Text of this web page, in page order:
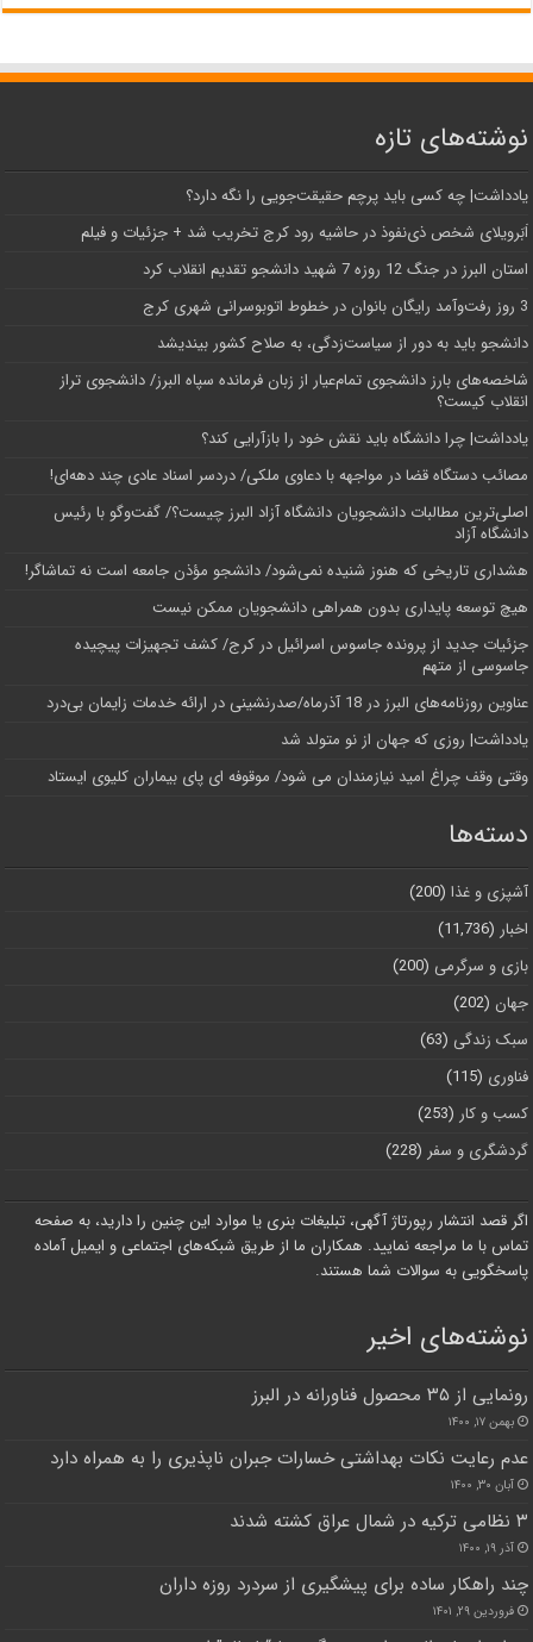
نوشته‌های تازه
یادداشت| ‌چه کسی باید پرچم حقیقت‌جویی را نگه دارد؟
اَبَر‌ویلای شخص ذی‌نفوذ در حاشیه‌ رود کرج تخریب شد + جزئیات و فیلم
استان البرز در جنگ 12 روزه 7 شهید دانشجو تقدیم انقلاب کرد
3 روز رفت‌وآمد رایگان بانوان در خطوط اتوبوسرانی شهری کرج
دانشجو باید به دور از سیاست‌زدگی، به صلاح کشور بیندیشد
شاخصه‌های بارز دانشجوی تمام‌عیار از زبان فرمانده سپاه البرز/ دانشجوی تراز
انقلاب کیست؟
یادداشت| چرا دانشگاه باید نقش خود را بازآرایی کند؟
مصائب دستگاه قضا در مواجهه با دعاوی ملکی/ دردسر اسناد عادی چند‌ دهه‌ای!
اصلی‌ترین مطالبات دانشجویان دانشگاه آزاد البرز چیست؟/ گفت‌وگو با رئیس
دانشگاه آز‌اد
هشداری تاریخی که هنوز شنیده نمی‌شود/ دانشجو مؤذن جامعه است نه تماشاگر!
هیچ توسعه پایداری بدون همراهی دانشجویان ممکن نیست
جزئیات جدید از پرونده جاسوس اسرائیل در کرج/‌ کشف تجهیزات پیچیده
جاسوسی از متهم
عناوین روزنامه‌های البرز در ‌18 آذرماه/صدرنشینی در ارائه خدمات زایمان بی‌درد
یادداشت| روزی که جهان از نو متولد شد
وقتی وقف چراغ امید نیازمندان می شود/ موقوفه ای پای بیماران کلیوی ایستاد
دسته‌ها
آشپزی و غذا (200)
اخبار (11,736)
بازی و سرگرمی (200)
جهان (202)
سبک زندگی (63)
فناوری (115)
کسب و کار (253)
گردشگری و سفر (228)
اگر قصد انتشار رپورتاژ آگهی، تبلیغات بنری یا موارد این چنین را دارید، به صفحه
تماس با ما مراجعه نمایید. همکاران ما از طریق شبکه‌های اجتماعی و ایمیل آماده
پاسخگویی به سوالات شما هستند.
نوشته‌های اخیر
رونمایی از ۳۵ محصول فناورانه در البرز
بهمن ۱۷, ۱۴۰۰
عدم رعایت نکات بهداشتی خسارات جبران ناپذیری را به همراه دارد
آبان ۳۰, ۱۴۰۰
۳ نظامی ترکیه در شمال عراق کشته شدند
آذر ۱۹, ۱۴۰۰
چند راهکار ساده برای پیشگیری از سردرد روزه داران
فروردین ۲۹, ۱۴۰۱